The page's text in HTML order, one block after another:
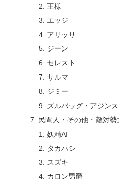
王様
エッジ
アリッサ
ジーン
セレスト
サルマ
ジミー
ズルバッグ・アジン
民間人・その他・敵対勢
妖精AI
タカハシ
スズキ
カロン男爵